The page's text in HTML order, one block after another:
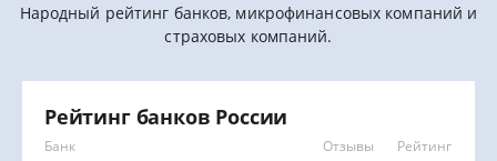
Народный рейтинг банков, микрофинансовых компаний и
страховых компаний.
Рейтинг банков России
Банк Отзывы Рейтинг
Рейтинг микрофинансовых компаний
Название компании Отзывы Рейтинг
Рейтинг страховых компаний
Компания Отзывы Рейтинг